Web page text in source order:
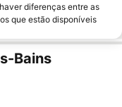
diferenças entre as
que estão disponíveis
Bains